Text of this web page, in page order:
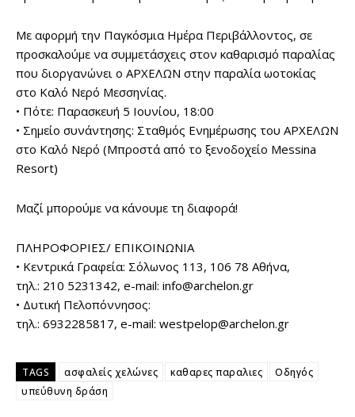
Με αφορμή την Παγκόσμια Ημέρα Περιβάλλοντος, σε
προσκαλούμε να συμμετάσχεις στον καθαρισμό παραλίας
που διοργανώνει ο ΑΡΧΕΛΩΝ στην παραλία ωοτοκίας
στο Καλό Νερό Μεσσηνίας.
• Πότε: Παρασκευή 5 Ιουνίου, 18:00
• Σημείο συνάντησης: Σταθμός Ενημέρωσης του ΑΡΧΕΛΩΝ
στο Καλό Νερό (Μπροστά από το ξενοδοχείο Messina
Resort)
Μαζί μπορούμε να κάνουμε τη διαφορά!
ΠΛΗΡΟΦΟΡΙΕΣ/ ΕΠΙΚΟΙΝΩΝΙΑ
• Κεντρικά Γραφεία: Σόλωνος 113, 106 78 Αθήνα,
τηλ.: 210 5231342, e-mail: info@archelon.gr
• Δυτική Πελοπόννησος:
τηλ.: 6932285817, e-mail: westpelop@archelon.gr
TAGS ασφαλείς χελώνες καθαρες παραλιες
Οδηγός
υπεύθυνη δράση